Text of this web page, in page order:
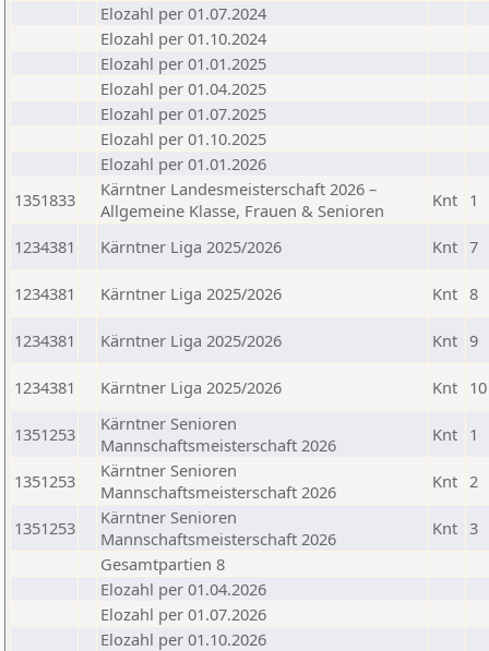
Elozahl per 01.07.2024
Elozahl per 01.10.2024
Elozahl per 01.01.2025
Elozahl per 01.04.2025
Elozahl per 01.07.2025
Elozahl per 01.10.2025
Elozahl per 01.01.2026
1351833
Kärntner Landesmeisterschaft 2026 –
Allgemeine Klasse, Frauen & Senioren
Knt 1
1234381 Kärntner Liga 2025/2026 Knt 7
1234381 Kärntner Liga 2025/2026 Knt 8
1234381 Kärntner Liga 2025/2026 Knt 9
1234381 Kärntner Liga 2025/2026 Knt 10
1351253
Kärntner Senioren
Mannschaftsmeisterschaft 2026
Knt 1
1351253
Kärntner Senioren
Mannschaftsmeisterschaft 2026
Knt 2
1351253
Kärntner Senioren
Mannschaftsmeisterschaft 2026
Knt 3
Gesamtpartien 8
Elozahl per 01.04.2026
Elozahl per 01.07.2026
Elozahl per 01.10.2026